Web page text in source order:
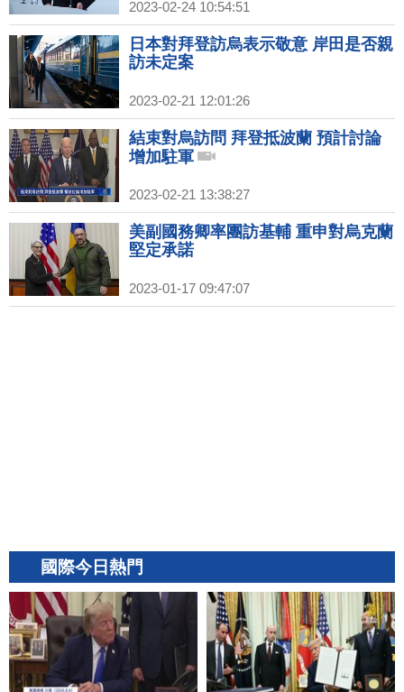
2023-02-24 10:54:51
日本對拜登訪烏表示敬意 岸田是否親
訪未定案
2023-02-21 12:01:26
結束對烏訪問 拜登抵波蘭 預計討論
增加駐軍
2023-02-21 13:38:27
美副國務卿率團訪基輔 重申對烏克蘭
堅定承諾
2023-01-17 09:47:07
國際今日熱門